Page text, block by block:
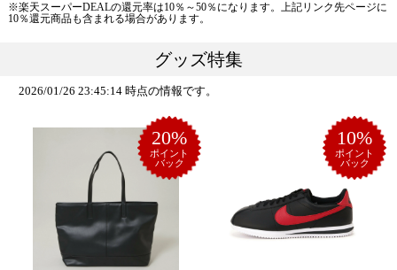
※楽天スーパーDEALの還元率は10％～50％になります。上記リンク先ページに
10％還元商品も含まれる場合があります。
グッズ特集
20%
ポイント
バック
10%
ポイント
バック
2026/01/26 23:45:14 時点の情報です。